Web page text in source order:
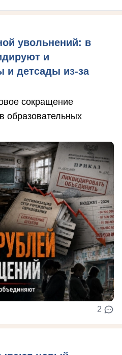
увольнений: в
и
детсады из-за
сокращение
образовательных
2